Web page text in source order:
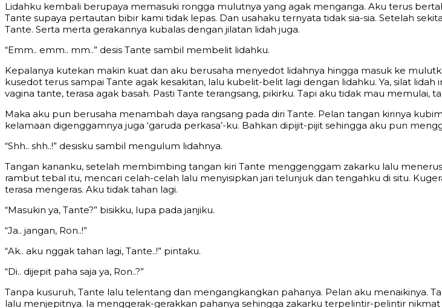
Lidahku kembali berupaya memasuki rongga mulutnya yang agak menganga. Aku terus
Tante supaya pertautan bibir kami tidak lepas. Dan usahaku ternyata tidak sia-sia. Setelah
Tante. Serta merta gerakannya kubalas dengan jilatan lidah juga.
“Emm.. emm.. mm..” desis Tante sambil membelit lidahku.
Kepalanya kutekan makin kuat dan aku berusaha menyedot lidahnya hingga masuk ke
kusedot terus sampai Tante agak kesakitan, lalu kubelit-belit lagi dengan lidahku. Ya, silat
vagina tante, terasa agak basah. Pasti Tante terangsang, pikirku. Tapi aku tidak mau memulai,
Maka aku pun berusaha menambah daya rangsang pada diri Tante. Pelan tangan kirinya
kelamaan digenggamnya juga ‘garuda perkasa’-ku. Bahkan dipijit-pijit sehingga aku pun
“Shh.. shh..!” desisku sambil mengulum lidahnya.
Tangan kananku, setelah membimbing tangan kiri Tante menggenggam zakarku lalu
rambut tebal itu, mencari celah-celah lalu menyisipkan jari telunjuk dan tengahku di situ.
terasa mengeras. Aku tidak tahan lagi.
“Masukin ya, Tante?” bisikku, lupa pada janjiku.
“Ja.. jangan, Ron..!”
“Ak.. aku nggak tahan lagi, Tante..!” pintaku.
“Di.. dijepit paha saja ya, Ron..?”
Tanpa kusuruh, Tante lalu telentang dan mengangkangkan pahanya. Pelan aku menaikinya.
lalu menjepitnya. Ia menggerak-gerakkan pahanya sehingga zakarku terpelintir-pelintir nikmat